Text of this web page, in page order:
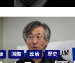
国際 政治 歴史